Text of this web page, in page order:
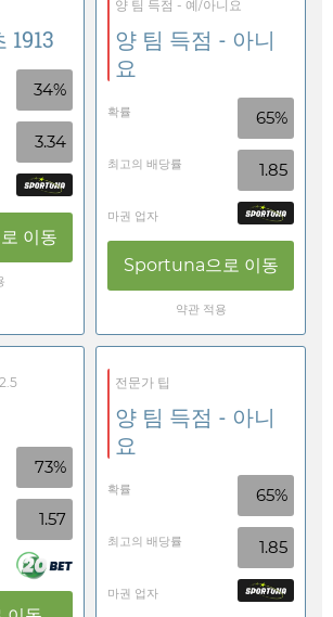
1913
34%
3.34
이동
양 팀 득점 - 예/아니요
양 팀 득점 - 아니
요
확률 65%
최고의 배당률 1.85
마권 업자
Sportuna으로 이동
약관 적용
73%
1.57
전문가 팁
양 팀 득점 - 아니
요
확률 65%
최고의 배당률 1.85
마권 업자